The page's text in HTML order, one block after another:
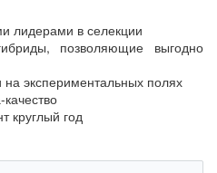
лидерами в селекции
позволяющие выгодно
на экспериментальных полях
круглый год